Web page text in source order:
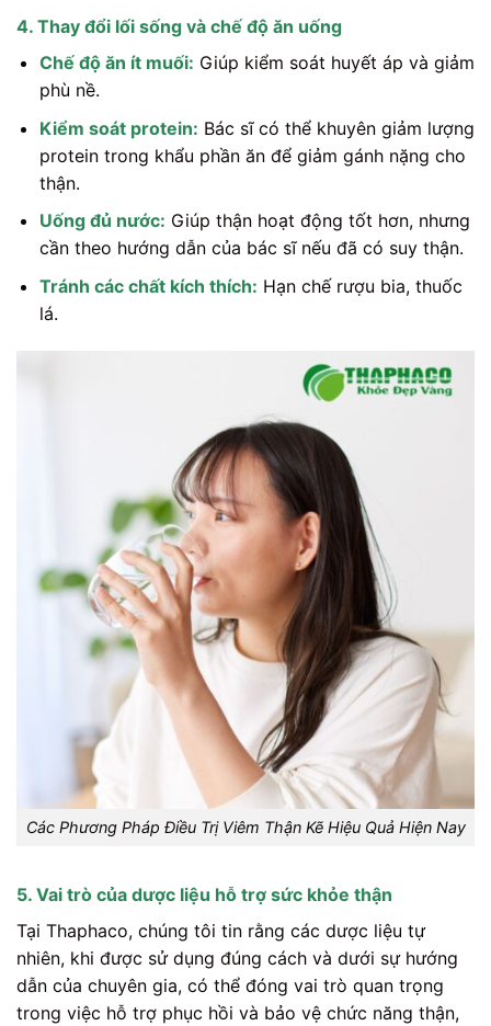
4. Thay đổi lối sống và chế độ ăn uống
Chế độ ăn ít muối: Giúp kiểm soát huyết áp và giảm
phù nề.
Kiểm soát protein: Bác sĩ có thể khuyên giảm lượng
protein trong khẩu phần ăn để giảm gánh nặng cho
thận.
Uống đủ nước: Giúp thận hoạt động tốt hơn, nhưng
cần theo hướng dẫn của bác sĩ nếu đã có suy thận.
Tránh các chất kích thích: Hạn chế rượu bia, thuốc
lá.
Các Phương Pháp Điều Trị Viêm Thận Kẽ Hiệu Quả Hiện Nay
5. Vai trò của dược liệu hỗ trợ sức khỏe thận
Tại Thaphaco, chúng tôi tin rằng các dược liệu tự
nhiên, khi được sử dụng đúng cách và dưới sự hướng
dẫn của chuyên gia, có thể đóng vai trò quan trọng
trong việc hỗ trợ phục hồi và bảo vệ chức năng thận,